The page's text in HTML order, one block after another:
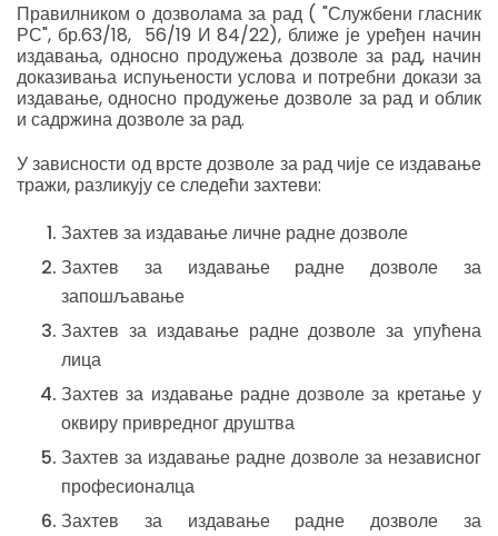
Правилником о дозволама за рад ( "Службени гласник
РС", бр.63/18, 56/19 И 84/22), ближе је уређен начин
издавања, односно продужења дозволе за рад, начин
доказивања испуњености услова и потребни докази за
издавање, односно продужење дозволе за рад и облик
и садржина дозволе за рад.
У зависности од врсте дозволе за рад чије се издавање
тражи, разликују се следећи захтеви:
Захтев за издавање личне радне дозволе
Захтев за издавање радне дозволе за
запошљавање
Захтев за издавање радне дозволе за упућена
лица
Захтев за издавање радне дозволе за кретање у
оквиру привредног друштва
Захтев за издавање радне дозволе за независног
професионалца
Захтев за издавање радне дозволе за